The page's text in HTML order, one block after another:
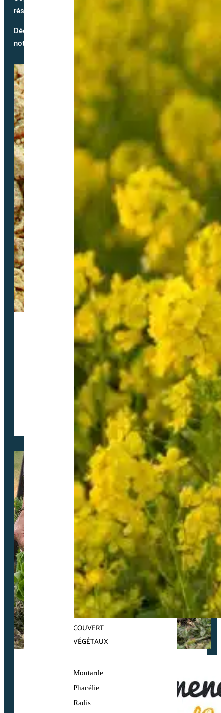
COUVERT
VÉGÉTAUX
Moutarde
Phacélie
Radis
réservés – Réalisé par
Découvrez notre blog et suivez
notre actualité